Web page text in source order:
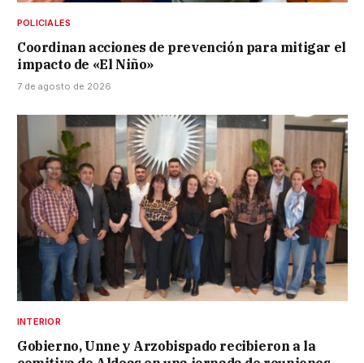
POLICIALES
Coordinan acciones de prevención para mitigar el
impacto de «El Niño»
7 de agosto de 2026
INTERIOR
Gobierno, Unne y Arzobispado recibieron a la